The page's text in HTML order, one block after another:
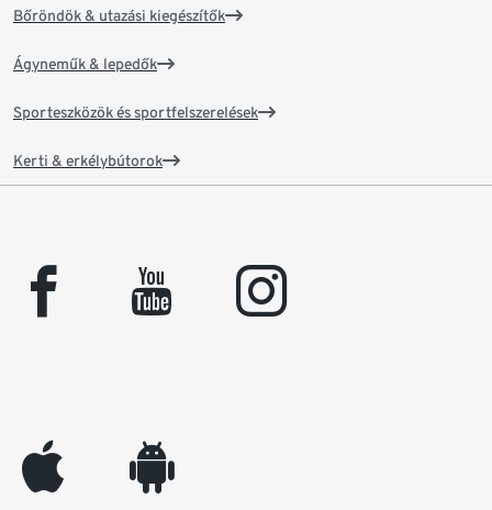
Bőröndök & utazási kiegészítők
Ágyneműk & lepedők
Sporteszközök és sportfelszerelések
Kerti & erkélybútorok
facebook youtube instagram
appleinc android